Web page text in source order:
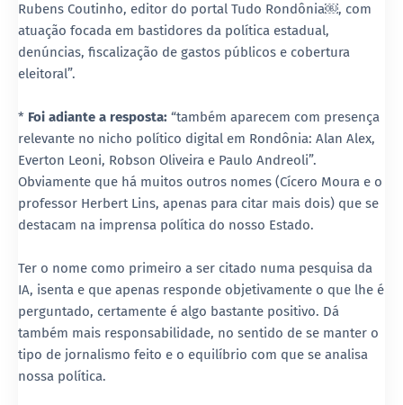
Rubens Coutinho, editor do portal Tudo Rondônia￼, com
atuação focada em bastidores da política estadual,
denúncias, fiscalização de gastos públicos e cobertura
eleitoral”.
* Foi adiante a resposta: “também aparecem com presença
relevante no nicho político digital em Rondônia: Alan Alex,
Everton Leoni, Robson Oliveira e Paulo Andreoli”.
Obviamente que há muitos outros nomes (Cícero Moura e o
professor Herbert Lins, apenas para citar mais dois) que se
destacam na imprensa política do nosso Estado.
Ter o nome como primeiro a ser citado numa pesquisa da
IA, isenta e que apenas responde objetivamente o que lhe é
perguntado, certamente é algo bastante positivo. Dá
também mais responsabilidade, no sentido de se manter o
tipo de jornalismo feito e o equilíbrio com que se analisa
nossa política.